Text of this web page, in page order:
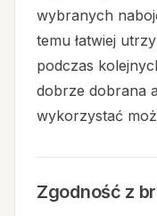
wybranych
temu łatwiej
podczas
dobrze dobrana
wykorzystać
Zgodność z